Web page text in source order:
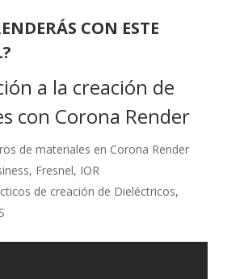
CON ESTE
a la creación de
con Corona Render
de materiales en Corona Render
Fresnel, IOR
de creación de Dieléctricos,